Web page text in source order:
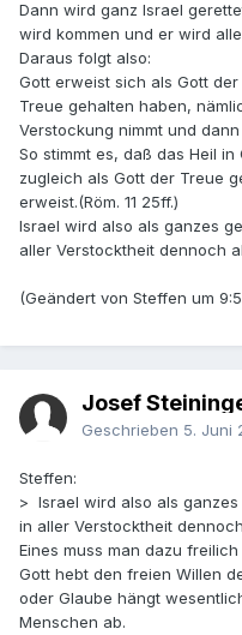
Dann wird ganz Israel
wird kommen und er wird
Daraus folgt also:
Gott erweist sich als Gott
Treue gehalten haben,
Verstockung nimmt und
So stimmt es, daß das Heil
zugleich als Gott der Treue
erweist.(Röm. 11 25ff.)
Israel wird also als ganzes
aller Verstocktheit dennoch
(Geändert von Steffen um
Josef
Geschrieben 5. Juni
Steffen:
> Israel wird also als
in aller Verstocktheit
Eines muss man dazu
Gott hebt den freien Willen
oder Glaube hängt
Menschen ab.